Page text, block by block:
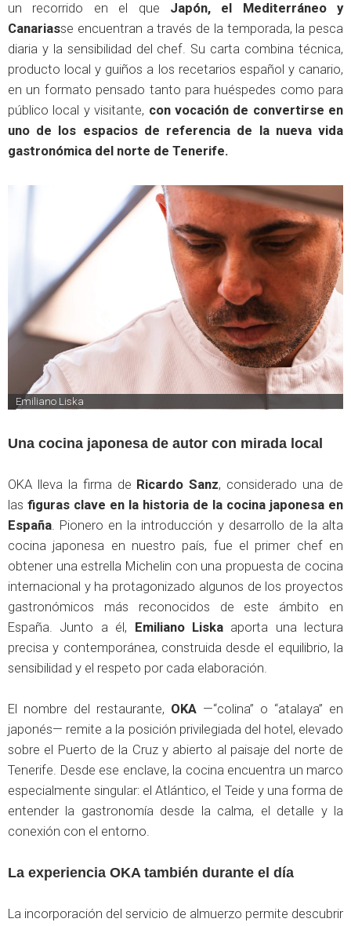
un recorrido en el que Japón, el Mediterráneo y
Canariasse encuentran a través de la temporada, la pesca
diaria y la sensibilidad del chef. Su carta combina técnica,
producto local y guiños a los recetarios español y canario,
en un formato pensado tanto para huéspedes como para
público local y visitante, con vocación de convertirse en
uno de los espacios de referencia de la nueva vida
gastronómica del norte de Tenerife.
Emiliano Liska
Una cocina japonesa de autor con mirada local
OKA lleva la firma de Ricardo Sanz, considerado una de
las figuras clave en la historia de la cocina japonesa en
España. Pionero en la introducción y desarrollo de la alta
cocina japonesa en nuestro país, fue el primer chef en
obtener una estrella Michelin con una propuesta de cocina
internacional y ha protagonizado algunos de los proyectos
gastronómicos más reconocidos de este ámbito en
España. Junto a él,
Emiliano Liskaaporta una lectura
precisa y contemporánea, construida desde el equilibrio, la
sensibilidad y el respeto por cada elaboración.
El nombre del restaurante, OKA —“colina” o “atalaya” en
japonés— remite a la posición privilegiada del hotel, elevado
sobre el Puerto de la Cruz y abierto al paisaje del norte de
Tenerife. Desde ese enclave, la cocina encuentra un marco
especialmente singular: el Atlántico, el Teide y una forma de
entender la gastronomía desde la calma, el detalle y la
conexión con el entorno.
La experiencia OKA también durante el día
La incorporación del servicio de almuerzo permite descubrir